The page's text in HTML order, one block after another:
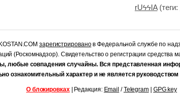
rUϟϟIA(теги:
зарегистрированов Федеральной службе по
(Роскомнадзор). Свидетельство о регистрации средства
любые совпадения случайны. Вся представленная
ознакомительный характер и не является
О блокировках| Редакция: Email /Telegram| GPG key